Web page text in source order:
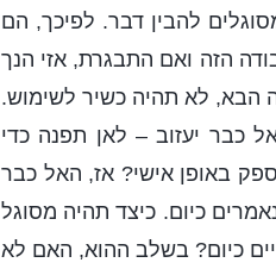
להבין דבר. לפיכך, הם
הזה ואם התבגרת, אזי הנך
הבא, לא תהיה כשיר לשימוש.
כבר יעזוב – לאן תפנה כדי
באופן אישי? אז, האל כבר
כיום. כיצד תהיה מסוגל
כיום? בשלב ההוא, האם לא